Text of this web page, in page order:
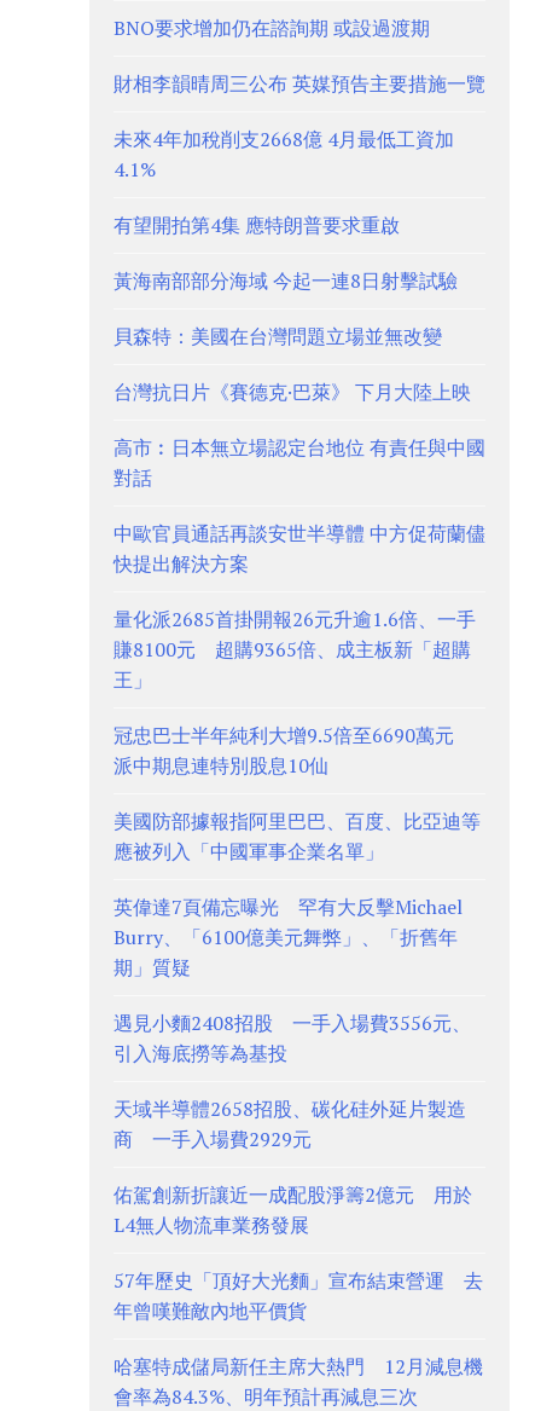
BNO要求增加仍在諮詢期 或設過渡期
財相李韻晴周三公布 英媒預告主要措施一覽
未來4年加稅削支2668億 4月最低工資加
4.1%
有望開拍第4集 應特朗普要求重啟
黃海南部部分海域 今起一連8日射擊試驗
貝森特：美國在台灣問題立場並無改變
台灣抗日片《賽德克·巴萊》 下月大陸上映
高市︰日本無立場認定台地位 有責任與中國
對話
中歐官員通話再談安世半導體 中方促荷蘭儘
快提出解決方案
量化派2685首掛開報26元升逾1.6倍、一手
賺8100元 超購9365倍、成主板新「超購
王」
冠忠巴士半年純利大增9.5倍至6690萬元
派中期息連特別股息10仙
美國防部據報指阿里巴巴、百度、比亞迪等
應被列入「中國軍事企業名單」
英偉達7頁備忘曝光 罕有大反擊Michael
Burry、「6100億美元舞弊」、「折舊年
期」質疑
遇見小麵2408招股 一手入場費3556元、
引入海底撈等為基投
天域半導體2658招股、碳化硅外延片製造
商 一手入場費2929元
佑駕創新折讓近一成配股淨籌2億元 用於
L4無人物流車業務發展
57年歷史「頂好大光麵」宣布結束營運 去
年曾嘆難敵內地平價貨
哈塞特成儲局新任主席大熱門 12月減息機
會率為84.3%、明年預計再減息三次